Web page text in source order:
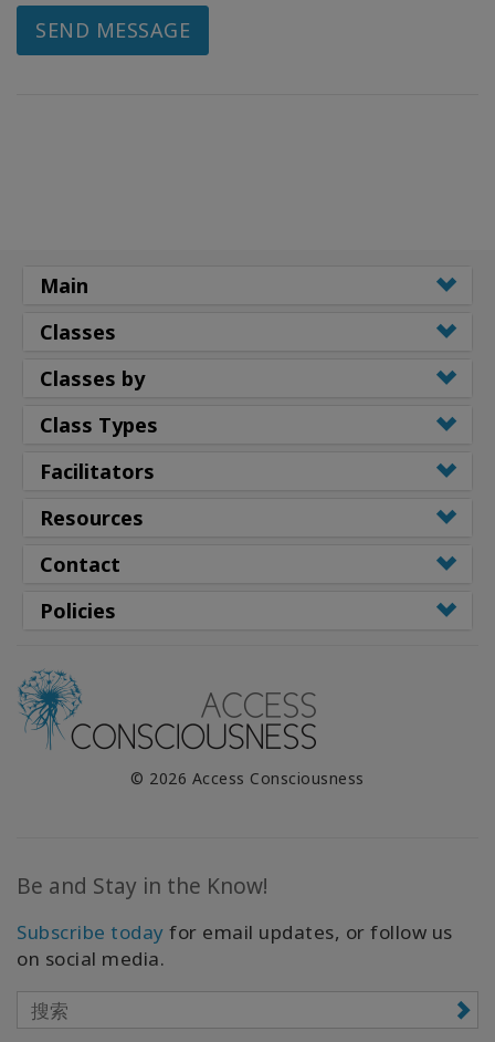
SEND MESSAGE
Main
Classes
Classes by
Class Types
Facilitators
Resources
Contact
Policies
© 2026 Access Consciousness
Be and Stay in the Know!
Subscribe today for email updates, or follow us
on social media.